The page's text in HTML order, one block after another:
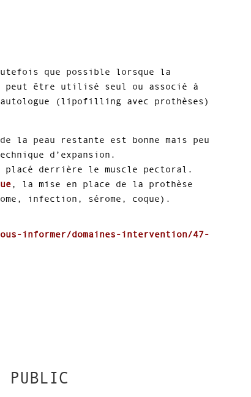
que possible lorsque la
peut être utilisé seul ou associé à
autologue (lipofilling avec prothèses)
la peau restante est bonne mais peu
d’expansion.
derrière le muscle pectoral.
, la mise en place de la prothèse
infection, sérome, coque).
informer/domaines-intervention/47-
PUBLIC